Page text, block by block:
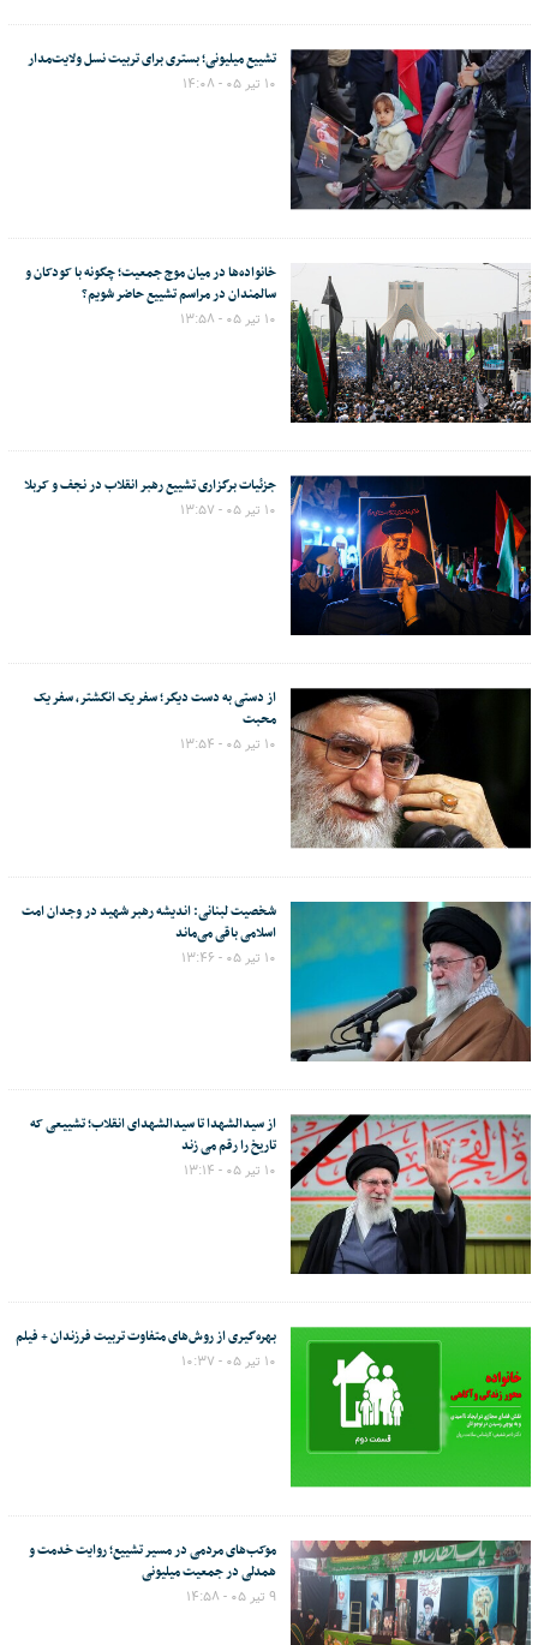
تشییع میلیونی؛ بستری برای تربیت نسل ولایت‌مدار
۱۰ تیر ۰۵ - ۱۴:۰۸
خانواده‌ها در میان موج جمعیت؛ چگونه با کودکان و
سالمندان در مراسم تشییع حاضر شویم؟
۱۰ تیر ۰۵ - ۱۳:۵۸
جزئیات برگزاری تشییع رهبر انقلاب در نجف و کربلا
۱۰ تیر ۰۵ - ۱۳:۵۷
از دستی به دست دیگر؛ سفر یک انگشتر، سفر یک
محبت
۱۰ تیر ۰۵ - ۱۳:۵۴
شخصیت لبنانی: اندیشه رهبر شهید در وجدان امت
اسلامی باقی می‌ماند
۱۰ تیر ۰۵ - ۱۳:۴۶
از سیدالشهدا تا سیدالشهدای انقلاب؛ تشییعی که
تاریخ را رقم می زند
۱۰ تیر ۰۵ - ۱۳:۱۴
بهره‌گیری از روش‌های متفاوت تربیت فرزندان + فیلم
۱۰ تیر ۰۵ - ۱۰:۳۷
موکب‌های مردمی در مسیر تشییع؛ روایت خدمت و
همدلی در جمعیت میلیونی
۹ تیر ۰۵ - ۱۴:۵۸